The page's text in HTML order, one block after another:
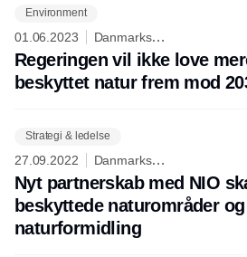
Environment
01.06.2023
Danmarks
Naturfredningsforening
Regeringen vil ikke love
beskyttet natur frem mod
Strategi & ledelse
27.09.2022
Danmarks
Naturfredningsforening
Nyt partnerskab med NIO
beskyttede naturområder og
naturformidling